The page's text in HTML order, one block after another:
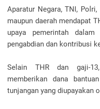
Aparatur Negara, TNI,
maupun daerah mendapat
upaya pemerintah dalam
pengabdian dan kontribusi
Selain THR dan gaji-
memberikan dana
tunjangan yang diupayakan